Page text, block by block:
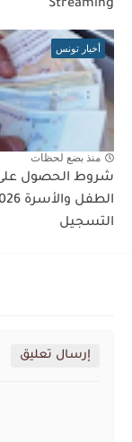
Streaming
أخبار تونس
منذ بضع لحظات
شروط الحصول
التسجيل
إرسال تعليق